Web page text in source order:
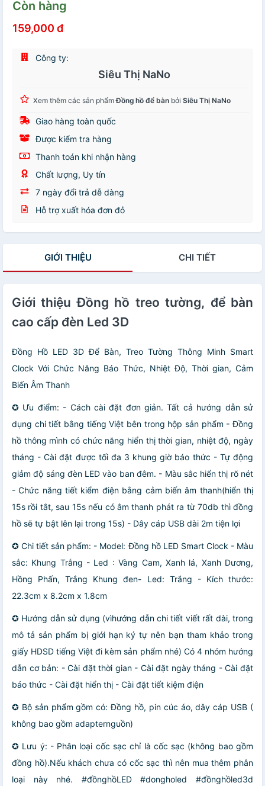
Còn hàng
159,000 đ
Công ty:
Siêu Thị NaNo
Xem thêm các sản phẩmĐồng hồ để bàn bởi Siêu Thị NaNo
Giao hàng toàn quốc
Được kiểm tra hàng
Thanh toán khi nhận hàng
Chất lượng, Uy tín
7 ngày đổi trả dễ dàng
Hỗ trợ xuất hóa đơn đỏ
GIỚI THIỆU CHI TIẾT
Giới thiệu Đồng hồ treo tường, để bàn
cao cấp đèn Led 3D
Đồng Hồ LED 3D Để Bàn, Treo Tường Thông Minh Smart
Clock Với Chức Năng Báo Thức, Nhiệt Độ, Thời gian, Cảm
Biến Âm Thanh
✪ Ưu điểm: - Cách cài đặt đơn giản. Tất cả hướng dẫn sử
dụng chi tiết bằng tiếng Việt bên trong hộp sản phẩm - Đồng
hồ thông mình có chức năng hiển thị thời gian, nhiệt độ, ngày
tháng - Cài đặt được tối đa 3 khung giờ báo thức - Tự động
giảm độ sáng đèn LED vào ban đêm. - Màu sắc hiển thị rõ nét
- Chức năng tiết kiểm điện bằng cảm biến âm thanh(hiển thị
15s rồi tắt, sau 15s nếu có âm thanh phát ra từ 70db thì đồng
hồ sẽ tự bật lên lại trong 15s) - Dây cáp USB dài 2m tiện lợi
✪ Chi tiết sản phẩm: - Model: Đồng hồ LED Smart Clock - Màu
sắc: Khung Trắng - Led : Vàng Cam, Xanh lá, Xanh Dương,
Hồng Phấn, Trắng Khung đen- Led: Trắng - Kích thước:
22.3cm x 8.2cm x 1.8cm
✪ Hướng dẫn sử dụng (vìhướng dẫn chi tiết viết rất dài, trong
mô tả sản phẩm bị giới hạn ký tự nên bạn tham khảo trong
giấy HDSD tiếng Việt đi kèm sản phẩm nhé) Có 4 nhóm hướng
dẫn cơ bản: - Cài đặt thời gian - Cài đặt ngày tháng - Cài đặt
báo thức - Cài đặt hiển thị - Cài đặt tiết kiệm điện
✪ Bộ sản phẩm gồm có: Đồng hồ, pin cúc áo, dây cáp USB (
không bao gồm adapternguồn)
✪ Lưu ý: - Phân loại cốc sạc chỉ là cốc sạc (không bao gồm
đồng hồ).Nếu khách chưa có cốc sạc thì nên mua thêm phân
loại này nhé. #đồnghồLED #dongholed #đồnghồled3d